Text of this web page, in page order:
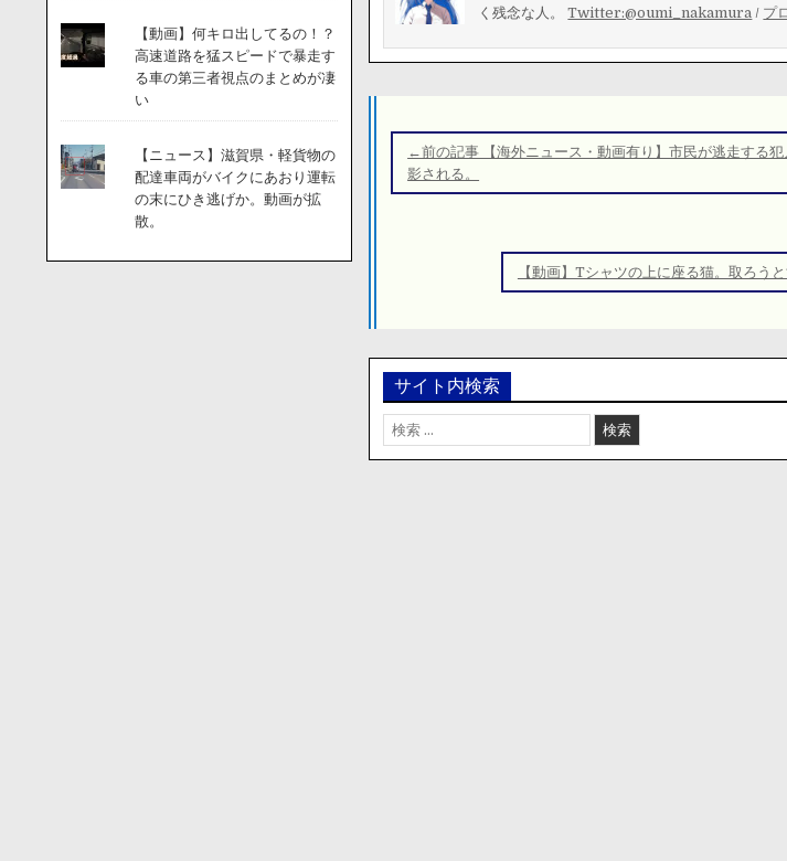
く残念な人。Twitter:@oumi_nakamura / プ
稿
ナ
ン
←前の記事 【海外ニュース・動画有り】市民が逃走する
影される。
【動画】Tシャツの上に座る猫。取ろう
サイト内検索
検
索:
【動画】何キロ出してるの！？
高速道路を猛スピードで暴走す
る車の第三者視点のまとめが凄
い
【ニュース】滋賀県・軽貨物の
配達車両がバイクにあおり運転
の末にひき逃げか。動画が拡
散。